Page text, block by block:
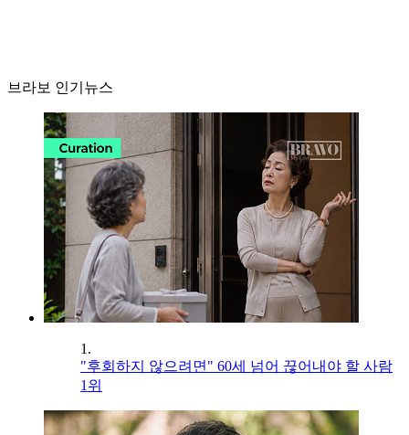
브라보 인기뉴스
1.
"후회하지 않으려면" 60세 넘어 끊어내야 할 사람
1위